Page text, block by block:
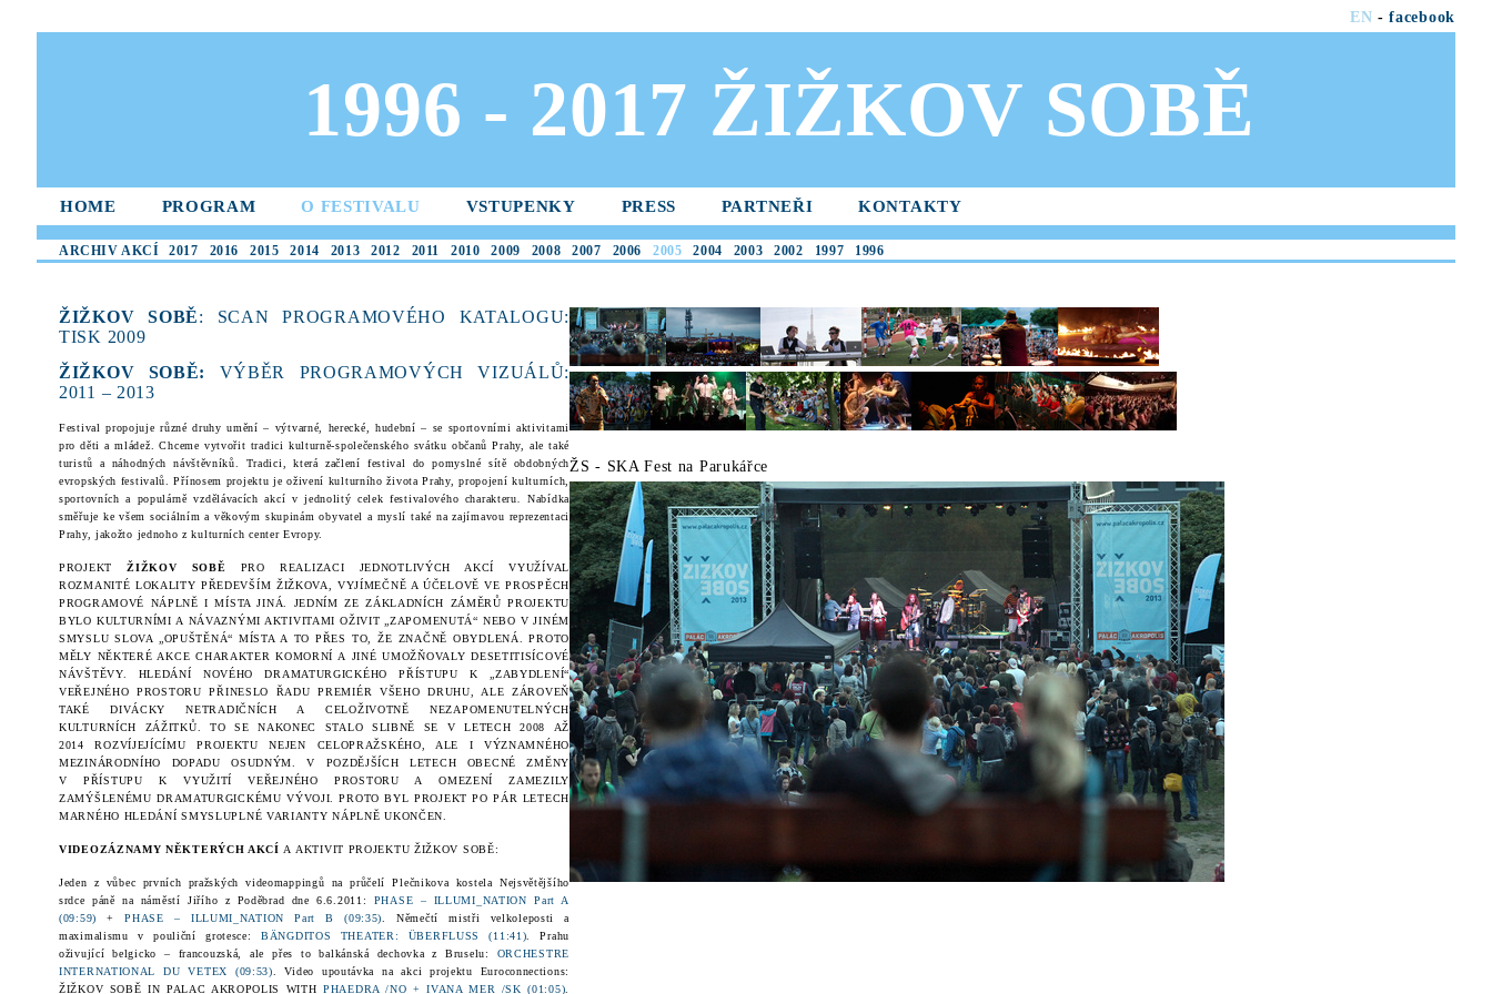
EN -facebook
1996 - 2017 ŽIŽKOV SOBĚ
HOME PROGRAM O FESTIVALU VSTUPENKY PRESS PARTNEŘI KONTAKTY
ARCHIV AKCÍ 2017 2016 2015 2014 2013 2012 2011 2010 2009 2008 2007 2006 2005 2004 2003 2002 1997 1996
ŽIŽKOV SOBĚ: SCAN PROGRAMOVÉHO KATALOGU:
TISK 2009
ŽIŽKOV SOBĚ:
VÝBĚR PROGRAMOVÝCH VIZUÁLŮ:
2011 – 2013
Festival propojuje různé druhy umění – výtvarné, herecké, hudební – se sportovními aktivitami
pro děti a mládež. Chceme vytvořit tradici kulturně-společenského svátku občanů Prahy, ale také
turistů a náhodných návštěvníků. Tradici, která začlení festival do pomyslné sítě obdobných
evropských festivalů. Přínosem projektu je oživení kulturního života Prahy, propojení kulturních,
sportovních a populárně vzdělávacích akcí v jednolitý celek festivalového charakteru .Nabídka
směřuje ke všem sociálním a věkovým skupinám obyvatel a myslí také na zajímavou reprezentaci
Prahy, jakožto jednoho z kulturních center Evropy.
PROJEKTŽIŽKOV SOBĚ PRO REALIZACI JEDNOTLIVÝCH AKCÍ VYUŽÍVAL
ROZMANITÉ LOKALITY PŘEDEVŠÍM ŽIŽKOVA, VYJÍMEČNĚ A ÚČELOVĚ VE PROSPĚCH
PROGRAMOVÉ NÁPLNĚ I MÍSTA JINÁ. JEDNÍM ZE ZÁKLADNÍCH ZÁMĚRŮ PROJEKTU
BYLO KULTURNÍMI A NÁVAZNÝMI AKTIVITAMI OŽIVIT „ZAPOMENUTÁ“ NEBO V JINÉM
SMYSLU SLOVA „OPUŠTĚNÁ“ MÍSTA A TO PŘES TO, ŽE ZNAČNĚ OBYDLENÁ. PROTO
MĚLY NĚKTERÉ AKCE CHARAKTER KOMORNÍ A JINÉ UMOŽŇOVALY DESETITISÍCOVÉ
NÁVŠTĚVY. HLEDÁNÍ NOVÉHO DRAMATURGICKÉHO PŘÍSTUPU K „ZABYDLENÍ“
VEŘEJNÉHO PROSTORU PŘINESLO ŘADU PREMIÉR VŠEHO DRUHU, ALE ZÁROVEŇ
TAKÉ DIVÁCKY NETRADIČNÍCH A CELOŽIVOTNĚ NEZAPOMENUTELNÝCH
KULTURNÍCH ZÁŽITKŮ. TO SE NAKONEC STALO SLIBNĚ SE V LETECH 2008 AŽ
2014 ROZVÍJEJÍCÍMU PROJEKTU NEJEN CELOPRAŽSKÉHO, ALE I VÝZNAMNÉHO
MEZINÁRODNÍHO DOPADU OSUDNÝM. V POZDĚJŠÍCH LETECH OBECNÉ ZMĚNY
V PŘÍSTUPU K VYUŽITÍ VEŘEJNÉHO PROSTORU AOMEZENÍ ZAMEZILY
ZAMÝŠLENÉMU DRAMATURGICKÉMU VÝVOJI. PROTO BYL PROJEKT PO PÁR LETECH
MARNÉHO HLEDÁNÍSMYSLUPLNÉ VARIANTY NÁPLNĚ UKONČEN.
VIDEOZÁZNAMY NĚKTERÝCH AKCÍ A AKTIVIT PROJEKTU ŽIŽKOV SOBĚ:
Jeden z vůbec prvních pražských videomappingů na průčelí Plečnikova kostela Nejsvětějšího
srdce páně na náměstí Jiřího z Poděbrad dne6.6.2011 : PHASE – ILLUMI_NATION Part A
(09:59) +PHASE – ILLUMI_NATION Part B (09:35) . Němečtí mistři velkoleposti a
maximalismu v pouliční grotesce: BÄNGDITOS THEATER: ÜBERFLUSS (11:41) . Prahu
oživující belgicko – francouzská, ale přes to balkánská dechovka z Bruselu: ORCHESTRE
INTERNATIONAL DU VETEX (09:53) . Video upoutávka na akci projektu Euroconnections:
ŽIŽKOV SOBĚ IN PALAC AKROPOLIS WITH PHAEDRA /NO + IVANA MER /SK (01:05)
ŽS - SKA Fest na Parukářce